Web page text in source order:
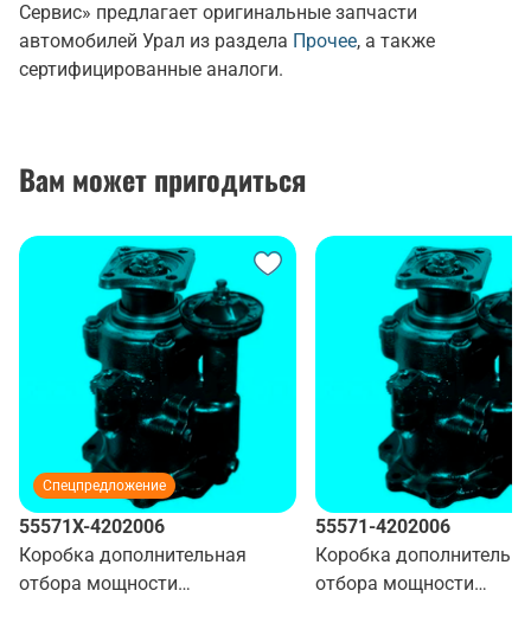
Сервис» предлагает оригинальные запчасти
автомобилей Урал из раздела Прочее, а также
сертифицированные аналоги.
Вам может пригодиться
Спецпредложение
55571Х-4202006
Коробка дополнительная
отбора мощности
55571-4202006
Коробка
отбора мощности